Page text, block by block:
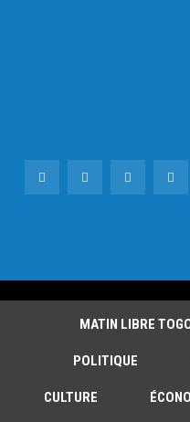
MATIN LIBRE
POLITIQUE
CULTURE